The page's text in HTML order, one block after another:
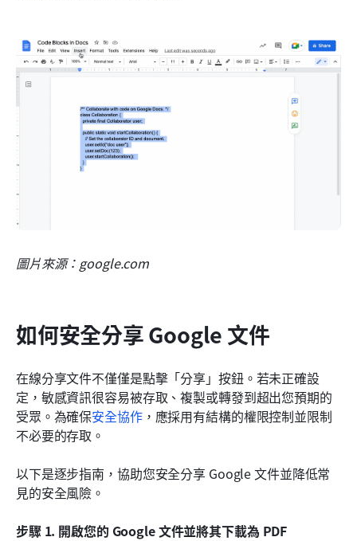
圖片來源：google.com
如何安全分享 Google 文件
在線分享文件不僅僅是點擊「分享」按鈕。若未正確設
定，敏感資訊很容易被存取、複製或轉發到超出您預期的
受眾。為確保安全協作，應採用有結構的權限控制並限制
不必要的存取。
以下是逐步指南，協助您安全分享 Google 文件並降低常
見的安全風險。
步驟 1. 開啟您的 Google 文件並將其下載為 PDF